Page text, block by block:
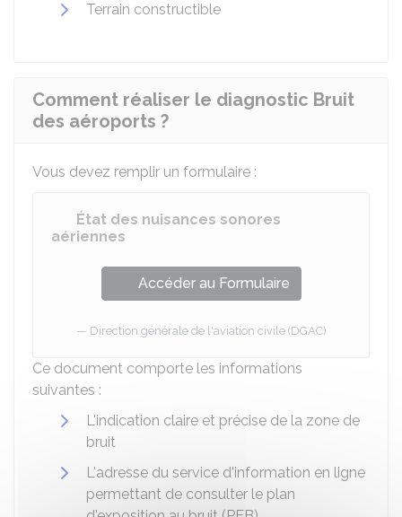
Terrain constructible
Comment réaliser le diagnostic Bruit
des aéroports ?
Vous devez remplir un formulaire :
État des nuisances sonores
aériennes
Accéder au Formulaire
Direction générale de l'aviation civile (DGAC)
Ce document comporte les informations
suivantes :
L'indication claire et précise de la zone de
bruit
L'adresse du service d'information en ligne
permettant de consulter le plan